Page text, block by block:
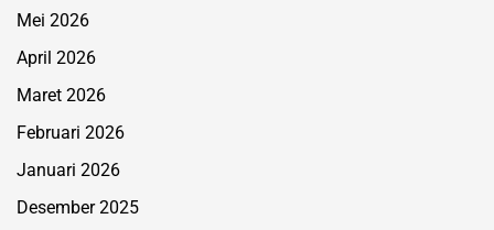
Mei 2026
April 2026
Maret 2026
Februari 2026
Januari 2026
Desember 2025